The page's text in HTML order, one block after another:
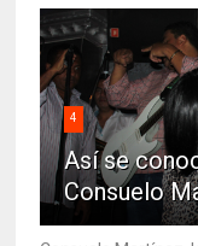
4
Así se
Consuelo